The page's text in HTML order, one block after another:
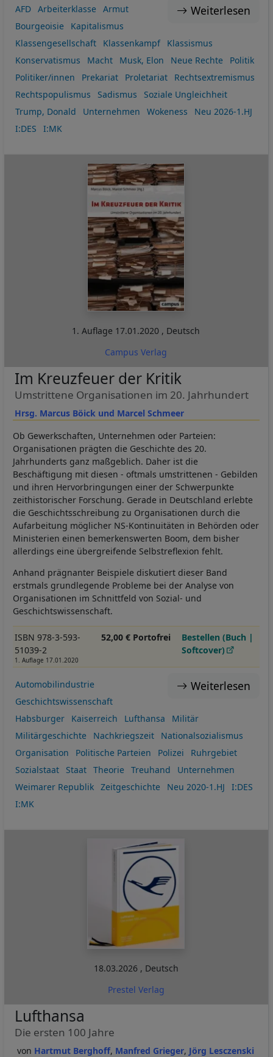
Weiterlesen
AFD Arbeiterklasse
Armut
Bourgeoisie
Kapitalismus
Klassengesellschaft
Klassenkampf
Klassismus
Konservatismus
Macht Musk, Elon Neue Rechte
Politik
Politiker/innen
Prekariat Proletariat
Rechtsextremismus
Rechtspopulismus
Sadismus
Soziale Ungleichheit
Trump, Donald
Unternehmen Wokeness
Neu 2026-1.HJ
I:DES
I:MK
1. Auflage 17.01.2020 , Deutsch
Campus Verlag
Hrsg. Marcus Böick und Marcel Schmeer
Im Kreuzfeuer der Kritik
Umstrittene Organisationen im 20. Jahrhundert
Ob Gewerkschaften, Unternehmen oder Parteien:
Organisationen prägten die Geschichte des 20.
Jahrhunderts ganz maßgeblich. Daher ist die
Beschäftigung mit diesen - oftmals umstrittenen - Gebilden
und ihren Hervorbringungen einer der Schwerpunkte
zeithistorischer Forschung. Gerade in Deutschland erlebte
die Geschichtsschreibung zu Organisationen durch die
Aufarbeitung möglicher NS-Kontinuitäten in Behörden oder
Ministerien einen bemerkenswerten Boom, dem bisher
allerdings eine übergreifende Selbstreflexion fehlt.
Anhand prägnanter Beispiele diskutiert dieser Band
erstmals grundlegende Probleme bei der Analyse von
Organisationen im Schnittfeld von Sozial- und
Geschichtswissenschaft.
ISBN 978-3-593-
51039-2
1. Auflage 17.01.2020
52,00 € Portofrei
Bestellen (Buch |
Softcover)
Weiterlesen
Automobilindustrie
Geschichtswissenschaft
Habsburger
Kaiserreich Lufthansa
Militär
Militärgeschichte
Nachkriegszeit
Nationalsozialismus
Organisation
Politische Parteien Polizei
Ruhrgebiet
Sozialstaat
Staat Theorie Treuhand
Unternehmen
Weimarer Republik
Zeitgeschichte Neu 2020-1.HJ
I:DES
I:MK
18.03.2026 , Deutsch
Prestel Verlag
Hartmut Berghoff Manfred Grieger Jörg Lesczenski
Lufthansa
Die ersten 100 Jahre